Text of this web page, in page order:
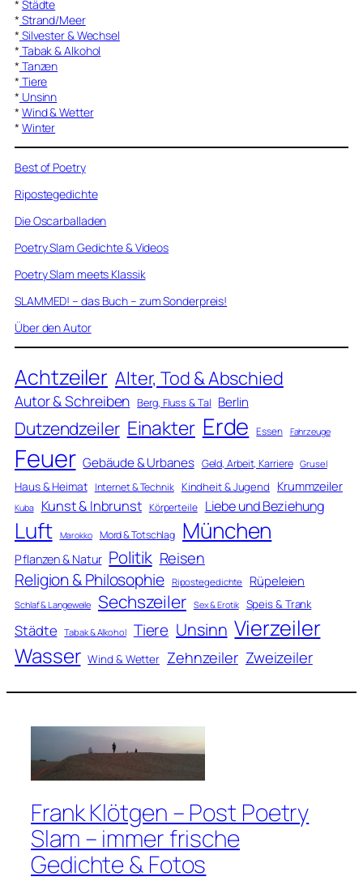
* Städte
* Strand/Meer
* Silvester & Wechsel
* Tabak & Alkohol
* Tanzen
* Tiere
* Unsinn
* Wind & Wetter
* Winter
Best of Poetry
Ripostegedichte
Die Oscarballaden
Poetry Slam Gedichte & Videos
Poetry Slam meets Klassik
SLAMMED! – das Buch – zum Sonderpreis!
Über den Autor
Achtzeiler Alter, Tod & Abschied
Autor & Schreiben Berg, Fluss & Tal Berlin
Dutzendzeiler Einakter Erde Essen Fahrzeuge
Feuer Gebäude & Urbanes Geld, Arbeit, Karriere Grusel
Haus & Heimat Internet & Technik Kindheit & Jugend Krummzeiler
Kuba Kunst & Inbrunst Körperteile Liebe und Beziehung
Luft Marokko Mord & Totschlag München
Pflanzen & Natur Politik Reisen
Religion & Philosophie Ripostegedichte Rüpeleien
Schlaf & Langeweile Sechszeiler Sex & Erotik Speis & Trank
Städte Tabak & Alkohol Tiere Unsinn Vierzeiler
Wasser Wind & Wetter Zehnzeiler Zweizeiler
Frank Klötgen – Post Poetry
Slam – immer frische
Gedichte & Fotos